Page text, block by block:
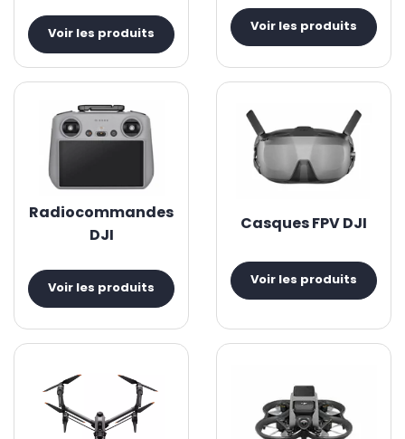
Voir les produits Voir les produits
Radiocommandes
DJI
Voir les produits
Casques FPV DJI
Voir les produits